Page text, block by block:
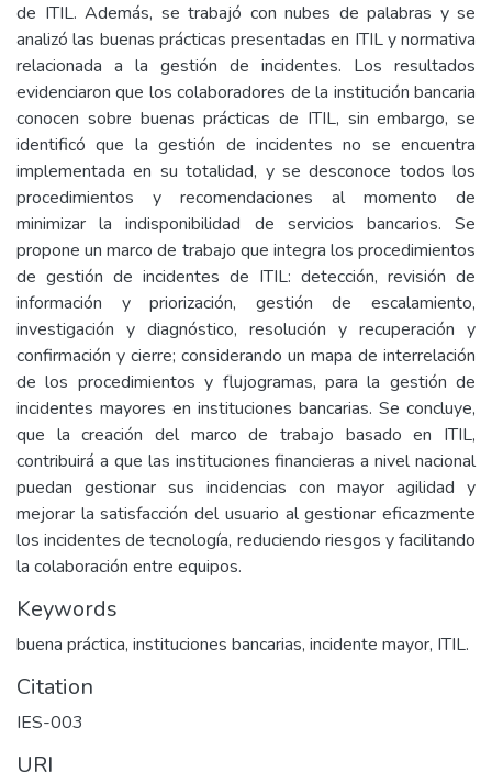
de ITIL. Además, se trabajó con nubes de palabras y se
analizó las buenas prácticas presentadas en ITIL y normativa
relacionada a la gestión de incidentes. Los resultados
evidenciaron que los colaboradores de la institución bancaria
conocen sobre buenas prácticas de ITIL, sin embargo, se
identificó que la gestión de incidentes no se encuentra
implementada en su totalidad, y se desconoce todos los
procedimientos y recomendaciones al momento de
minimizar la indisponibilidad de servicios bancarios. Se
propone un marco de trabajo que integra los procedimientos
de gestión de incidentes de ITIL: detección, revisión de
información y priorización, gestión de escalamiento,
investigación y diagnóstico, resolución y recuperación y
confirmación y cierre; considerando un mapa de interrelación
de los procedimientos y flujogramas, para la gestión de
incidentes mayores en instituciones bancarias. Se concluye,
que la creación del marco de trabajo basado en ITIL,
contribuirá a que las instituciones financieras a nivel nacional
puedan gestionar sus incidencias con mayor agilidad y
mejorar la satisfacción del usuario al gestionar eficazmente
los incidentes de tecnología, reduciendo riesgos y facilitando
la colaboración entre equipos.
Keywords
buena práctica, instituciones bancarias, incidente mayor, ITIL.
Citation
IES-003
URI